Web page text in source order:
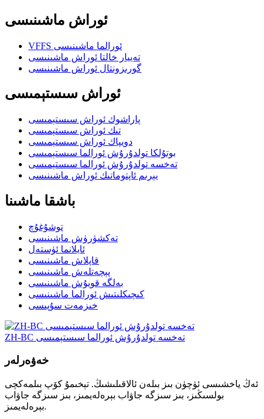
ئوراش ماشىنىسى
VFFS ئورالما ماشىنىسى
تەييار خالتا ئوراش ماشىنىسى
گورىزونتال ئوراش ماشىنىسى
ئوراش سىستېمىسى
پاراشوك ئوراش سىستېمىسى
تىك ئوراش سىستېمىسى
دويپاك ئوراش سىستېمىسى
بوتۇلكا تولدۇرۇش ئورالما سىستېمىسى
تەخسە تولدۇرۇش ئورالما سىستېمىسى
يېرىم ئاپتوماتىك ئوراش ماشىنىسى
باشقا ماشىنا
توشۇغۇچ
تەكشۈرۈش ماشىنىسى
ئايلانما ئۈستەل
قاپلاش ماشىنىسى
پېچەتلەش ماشىنىسى
بەلگە قويۇش ماشىنىسى
كىچىكلىتىش ئورالما ماشىنىسى
خىزمەت سۇپىسى
ZH-BC تەخسە تولدۇرۇش ئورالما سىستېمىسى
خەۋەرلەر
ئەڭ ياخشىسى ئۈچۈن بىز بىلەن ئالاقىلىشىڭ. تېخىمۇ كۆپ بىلمەكچى
بولسىڭىز، بىز سىزگە جاۋاب بېرەلەيمىز، بىز سىزگە جاۋاب
بېرەلەيمىز.